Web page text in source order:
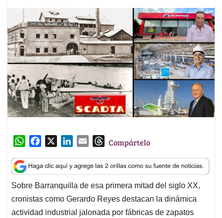
W
a
t
s
A
p
c
e
b
o
o
n
k
e
d
I
a
i
l
T
r
e
a
d
s
Compártelo
Sobre Barranquilla de esa primera mitad del siglo XX,
cronistas como Gerardo Reyes destacan la dinámica
actividad industrial jalonada por fábricas de zapatos